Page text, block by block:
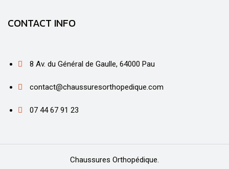
CONTACT INFO
8 Av. du Général de Gaulle, 64000 Pau
contact@chaussuresorthopedique.com
07 44 67 91 23
Chaussures Orthopédique.